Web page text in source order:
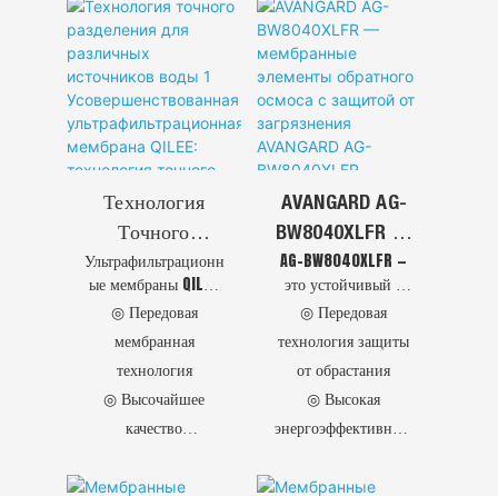
эффективность,
продлить срок
службы
оборудования,
обеспечить
безопасность и
соблюсти
экологические
нормы.
Технология
Точного
Разделения Для
Различных
Источников
Воды 1
Усовершенство
Ванная
Ультрафильтрационн
ые мембраны QILEE
обеспечивают
революционную
эффективность
фильтрации
благодаря
передовым
◎ Передовая
мембранная
технология
◎ Высочайшее
качество
решений
AVANGARD AG-
BW8040XLFR —
Мембранные
Элементы
Обратного
Осмоса С
Защитой От
Загрязнения
AVANGARD AG-
AG-BW8040XLFR —
это устойчивый к
загрязнению
элемент обратного
осмоса,
предназначенный
для работы в
◎ Передовая
технология защиты
от обрастания
◎ Высокая
энергоэффективност
◎ Простота